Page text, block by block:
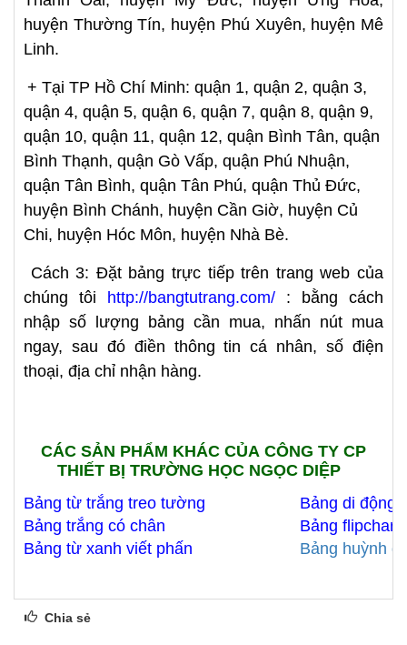
huyện Thường Tín, huyện Phú Xuyên, huyện Mê
Linh.
+ Tại TP Hồ Chí Minh: quận 1, quận 2, quận 3,
quận 4, quận 5, quận 6, quận 7, quận 8, quận 9,
quận 10, quận 11, quận 12, quận Bình Tân, quận
Bình Thạnh, quận Gò Vấp, quận Phú Nhuận,
quận Tân Bình, quận Tân Phú, quận Thủ Đức,
huyện Bình Chánh, huyện Cần Giờ, huyện Củ
Chi, huyện Hóc Môn, huyện Nhà Bè.
Cách 3: Đặt bảng trực tiếp trên trang web của
chúng tôi http://bangtutrang.com/ : bằng cách
nhập số lượng bảng cần mua, nhấn nút mua
ngay, sau đó điền thông tin cá nhân, số điện
thoại, địa chỉ nhận hàng.
CÁC SẢN PHẨM KHÁC CỦA CÔNG TY CP
THIẾT BỊ TRƯỜNG HỌC NGỌC DIỆP
Bảng từ trắng treo tường
Bảng di động
Bảng trắng có chân
Bảng flipchart
Bảng từ xanh viết phấn
Bảng huỳnh
Chia sẻ